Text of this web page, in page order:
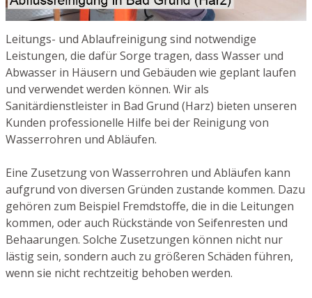
Leitungs- und Ablaufreinigung sind notwendige
Leistungen, die dafür Sorge tragen, dass Wasser und
Abwasser in Häusern und Gebäuden wie geplant laufen
und verwendet werden können. Wir als
Sanitärdienstleister in Bad Grund (Harz) bieten unseren
Kunden professionelle Hilfe bei der Reinigung von
Wasserrohren und Abläufen.
Eine Zusetzung von Wasserrohren und Abläufen kann
aufgrund von diversen Gründen zustande kommen. Dazu
gehören zum Beispiel Fremdstoffe, die in die Leitungen
kommen, oder auch Rückstände von Seifenresten und
Behaarungen. Solche Zusetzungen können nicht nur
lästig sein, sondern auch zu größeren Schäden führen,
wenn sie nicht rechtzeitig behoben werden.